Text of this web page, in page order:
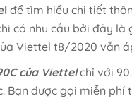
để tìm hiểu chi tiết
có nhu cầu bởi đây là
Viettel t8/2020 vẫn
của Viettelchỉ với
Bạn được gọi miễn phí